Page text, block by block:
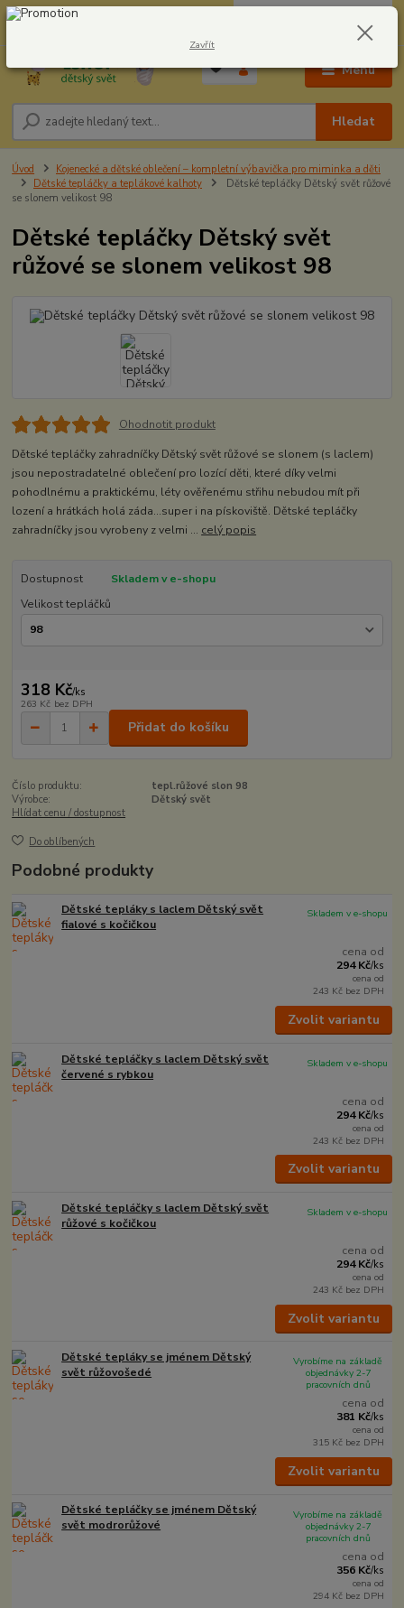
Menu
Hledat
604278943 0,00 Kč
Úvod
Kojenecké a dětské oblečení – kompletní výbavička pro miminka a děti
Dětské tepláčky a teplákové kalhoty
Dětské tepláčky Dětský svět růžové
se slonem velikost 98
Dětské tepláčky Dětský svět
růžové se slonem velikost 98
Ohodnotit produkt
Dětské tepláčky zahradníčky Dětský svět růžové se slonem (s laclem)
jsou nepostradatelné oblečení pro lozící děti, které díky velmi
pohodlnému a praktickému, léty ověřenému střihu nebudou mít při
lození a hrátkách holá záda...super i na pískoviště. Dětské tepláčky
zahradníčky jsou vyrobeny z velmi ... celý popis
Dostupnost
Skladem v e-shopu
Velikost tepláčků
318 Kč/ks
263 Kč bez DPH
Přidat do košíku
Číslo produktu:
tepl.růžové slon 98
Výrobce:
Dětský svět
Hlídat cenu / dostupnost
Do oblíbených
Podobné produkty
Dětské tepláky s laclem Dětský svět
fialové s kočičkou
cena od
294 Kč/ks
cena od
243 Kč bez DPH
Skladem v e-shopu
Zvolit variantu
Dětské tepláčky s laclem Dětský svět
červené s rybkou
cena od
294 Kč/ks
cena od
243 Kč bez DPH
Skladem v e-shopu
Zvolit variantu
Dětské tepláčky s laclem Dětský svět
růžové s kočičkou
cena od
294 Kč/ks
cena od
243 Kč bez DPH
Skladem v e-shopu
Zvolit variantu
Dětské tepláky se jménem Dětský
svět růžovošedé
cena od
381 Kč/ks
cena od
315 Kč bez DPH
Vyrobíme na základě
objednávky 2-7
pracovních dnů
Zvolit variantu
Dětské tepláčky se jménem Dětský
svět modrorůžové
cena od
356 Kč/ks
cena od
294 Kč bez DPH
Vyrobíme na základě
objednávky 2-7
pracovních dnů
Zavřít